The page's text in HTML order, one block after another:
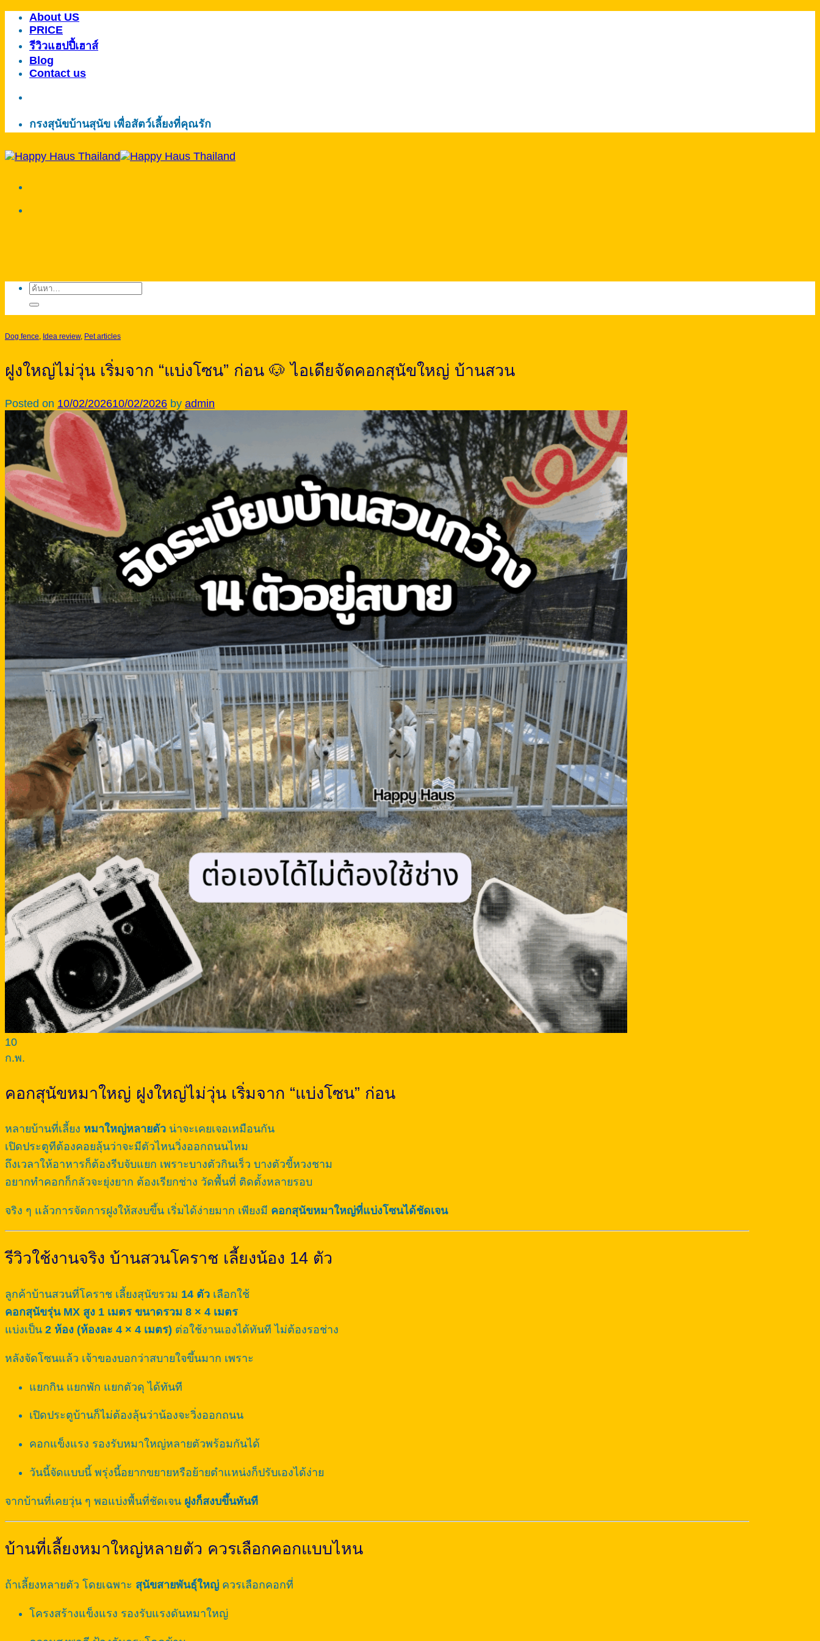
ข้าม
เนื้อหา
About US
PRICE
รีวิวแฮปปี้เฮาส์
Blog
Contact us
กรงสุนัขบ้านสุนัข เพื่อสัตว์เลี้ยงที่คุณรัก
ค้นหา:
Dog fence Idea review, Pet articles
ฝูงใหญ่ไม่วุ่น เริ่มจาก “แบ่งโซน” ก่อน 🐶 ไอเดียจัดคอกสุนัขใหญ่ บ้านสวน
Posted on 10/02/202610/02/2026 by admin
10
ก.พ.
คอกสุนัขหมาใหญ่ ฝูงใหญ่ไม่วุ่น เริ่มจาก “แบ่งโซน” ก่อน
หลายบ้านที่เลี้ยง หมาใหญ่หลายตัว น่าจะเคยเจอเหมือนกัน
เปิดประตูทีต้องคอยลุ้นว่าจะมีตัวไหนวิ่งออกถนนไหม
ถึงเวลาให้อาหารก็ต้องรีบจับแยก เพราะบางตัวกินเร็ว บางตัวขี้หวงชาม
อยากทำคอกก็กลัวจะยุ่งยาก ต้องเรียกช่าง วัดพื้นที่ ติดตั้งหลายรอบ
จริง ๆ แล้วการจัดการฝูงให้สงบขึ้น เริ่มได้ง่ายมาก เพียงมี คอกสุนัขหมาใหญ่ที่แบ่งโซนได้ชัดเจน
รีวิวใช้งานจริง บ้านสวนโคราช เลี้ยงน้อง 14 ตัว
ลูกค้าบ้านสวนที่โคราช เลี้ยงสุนัขรวม 14 ตัว เลือกใช้
คอกสุนัขรุ่น MX สูง 1 เมตร ขนาดรวม 8 × 4 เมตร
แบ่งเป็น 2 ห้อง (ห้องละ 4 × 4 เมตร) ต่อใช้งานเองได้ทันที ไม่ต้องรอช่าง
หลังจัดโซนแล้ว เจ้าของบอกว่าสบายใจขึ้นมาก เพราะ
แยกกิน แยกพัก แยกตัวดุ ได้ทันที
เปิดประตูบ้านก็ไม่ต้องลุ้นว่าน้องจะวิ่งออกถนน
คอกแข็งแรง รองรับหมาใหญ่หลายตัวพร้อมกันได้
วันนี้จัดแบบนี้ พรุ่งนี้อยากขยายหรือย้ายตำแหน่งก็ปรับเองได้ง่าย
จากบ้านที่เคยวุ่น ๆ พอแบ่งพื้นที่ชัดเจน ฝูงก็สงบขึ้นทันที
บ้านที่เลี้ยงหมาใหญ่หลายตัว ควรเลือกคอกแบบไหน
ถ้าเลี้ยงหลายตัว โดยเฉพาะ สุนัขสายพันธุ์ใหญ่ ควรเลือกคอกที่
โครงสร้างแข็งแรง รองรับแรงดันหมาใหญ่